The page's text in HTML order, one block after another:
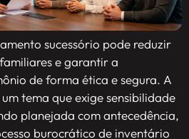
sucessório pode reduzir
e garantir a
de forma ética e segura. A
tema que exige sensibilidade
planejada com antecedência,
burocrático de inventário